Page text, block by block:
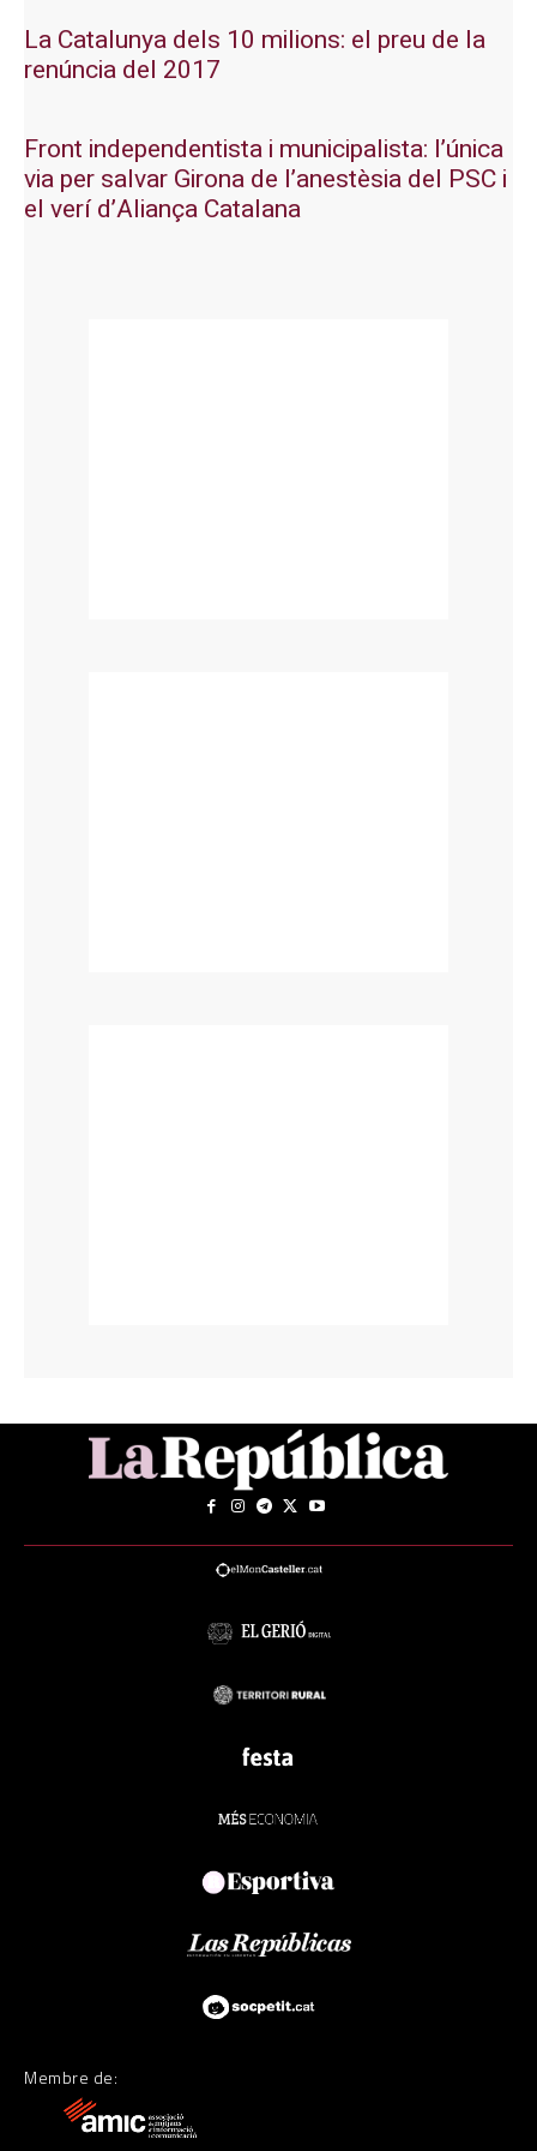
La Catalunya dels 10 milions: el preu de la
renúncia del 2017
Front independentista i municipalista: l’única
via per salvar Girona de l’anestèsia del PSC i
el verí d’Aliança Catalana
Membre de: